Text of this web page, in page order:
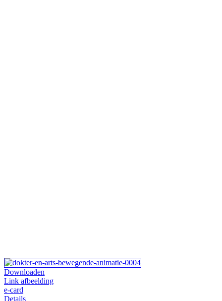
Downloaden
Link afbeelding
e-card
Details